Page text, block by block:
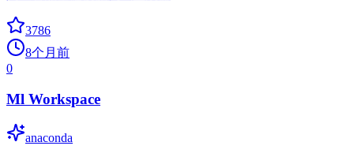
3786
8个月前
0
Ml Workspace
anaconda